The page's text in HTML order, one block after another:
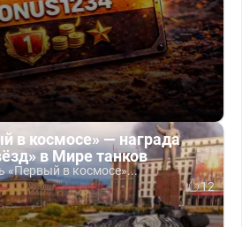
в космосе» — награда
в Мире танков
«Первый в космосе»...
12